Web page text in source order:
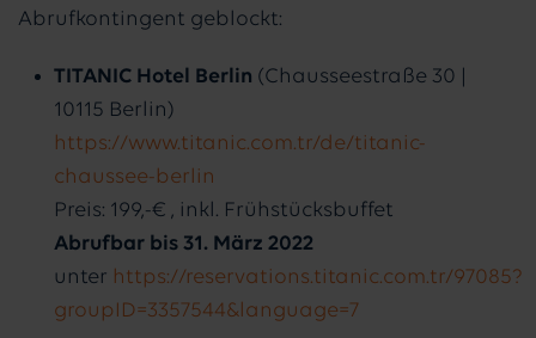
Abrufkontingent geblockt:
TITANIC Hotel Berlin (Chausseestraße 30 |
10115 Berlin)
https://www.titanic.com.tr/de/titanic-
chaussee-berlin
Preis: 199,-€ , inkl. Frühstücksbuffet
Abrufbar bis 31. März 2022
unter https://reservations.titanic.com.tr/97085?
groupID=3357544&language=7